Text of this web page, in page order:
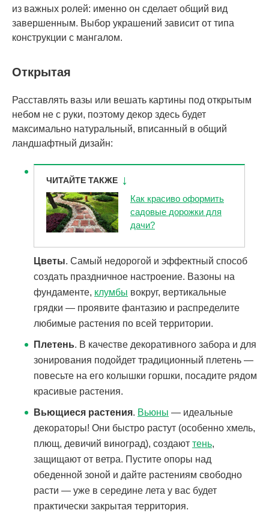
из важных ролей: именно он сделает общий вид
завершенным. Выбор украшений зависит от типа
конструкции с мангалом.
Открытая
Расставлять вазы или вешать картины под открытым
небом не с руки, поэтому декор здесь будет
максимально натуральный, вписанный в общий
ландшафтный дизайн:
ЧИТАЙТЕ ТАКЖЕ
Как красиво оформить
садовые дорожки для
дачи?
Цветы. Самый недорогой и эффектный способ
создать праздничное настроение. Вазоны на
фундаменте, клумбы вокруг, вертикальные
грядки — проявите фантазию и распределите
любимые растения по всей территории.
Плетень. В качестве декоративного забора и для
зонирования подойдет традиционный плетень —
повесьте на его колышки горшки, посадите рядом
красивые растения.
Вьющиеся растения. Вьюны — идеальные
декораторы! Они быстро растут (особенно хмель,
плющ, девичий виноград), создают тень,
защищают от ветра. Пустите опоры над
обеденной зоной и дайте растениям свободно
расти — уже в середине лета у вас будет
практически закрытая территория.